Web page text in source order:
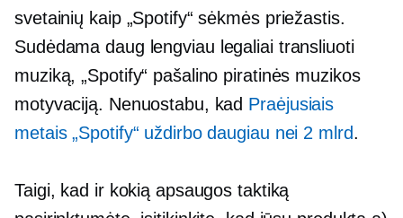
svetainių kaip „Spotify“ sėkmės priežastis.
Sudėdama daug lengviau legaliai transliuoti
muziką, „Spotify“ pašalino piratinės muzikos
motyvaciją. Nenuostabu, kad Praėjusiais
metais „Spotify“ uždirbo daugiau nei 2 mlrd.
Taigi, kad ir kokią apsaugos taktiką